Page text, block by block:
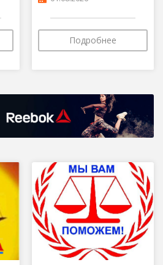
Подробнее